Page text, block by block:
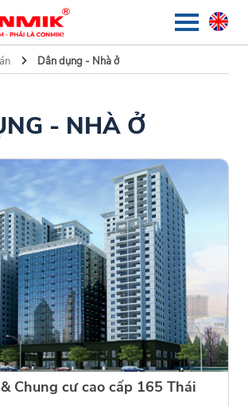
Dân dụng - Nhà ở
- NHÀ Ở
Chung cư cao cấp 165 Thái